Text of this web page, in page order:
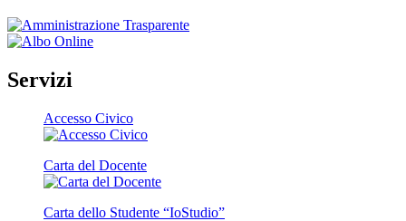
Servizi
Accesso Civico
Carta del Docente
Carta dello Studente “IoStudio”